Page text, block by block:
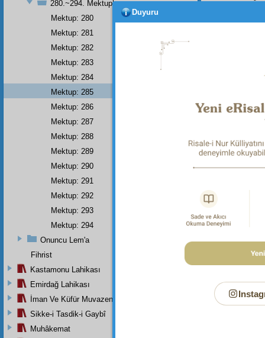
selâm
• • •
Bu
280.~294. Mektuplar
Mektup: 280
Mektup: 281
Mektup: 282
Mektup: 283
Mektup: 284
Mektup: 285
Mektup: 286
Mektup: 287
Mektup: 288
Mektup: 289
Mektup: 290
Mektup: 291
Mektup: 292
Mektup: 293
Mektup: 294
Onuncu Lem'a
Fihrist
Kastamonu Lahikası
Emirdağ Lahikası
İman Ve Küfür Muvazeneleri
Sikke-i Tasdik-i Gaybî
Muhâkemat
Duyuru